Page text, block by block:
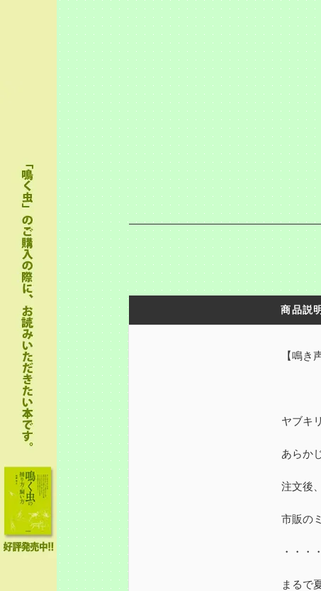
商品説明
【鳴き
ヤブキ
あらか
注文後
市販の
・・・
まるで